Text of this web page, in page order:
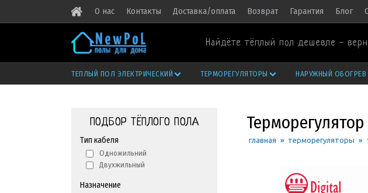
О нас Контакты Доставка/оплата Возврат Гарантия Блог
Найдёте тёплый пол дешевле -
ТЕПЛЫЙ ПОЛ ЭЛЕКТРИЧЕСКИЙ ТЕРМОРЕГУЛЯТОРЫ НАРУЖНЫЙ ОБОГРЕВ
ПОДБОР ТЁПЛОГО ПОЛА
Тип кабеля
Одножильний
Двухжильный
Назначение
главная » терморегуляторы »